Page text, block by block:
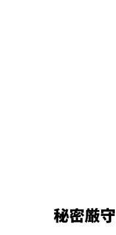
秘密厳守